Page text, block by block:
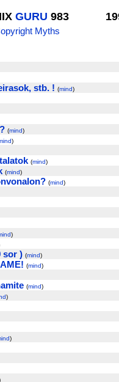
GURU 983
Myths
stb. ! (mind)
(mind)
)
(mind)
(mind)
(mind)
)
sor ) (mind)
(mind)
(mind)
)
)